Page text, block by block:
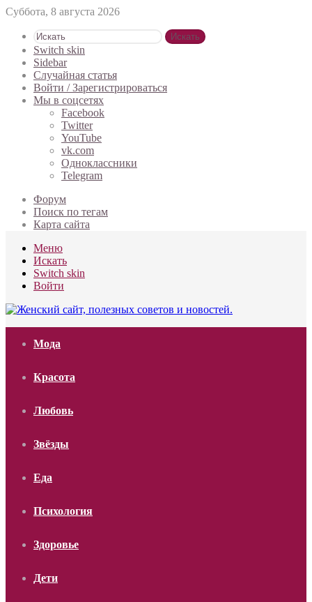
Суббота, 8 августа 2026
Искать
Switch skin
Sidebar
Случайная статья
Войти / Зарегистрироваться
Мы в соцсетях
Facebook
Twitter
YouTube
vk.com
Одноклассники
Telegram
Форум
Поиск по тегам
Карта сайта
Меню
Искать
Switch skin
Войти
Мода
Красота
Любовь
Звёзды
Еда
Психология
Здоровье
Дети